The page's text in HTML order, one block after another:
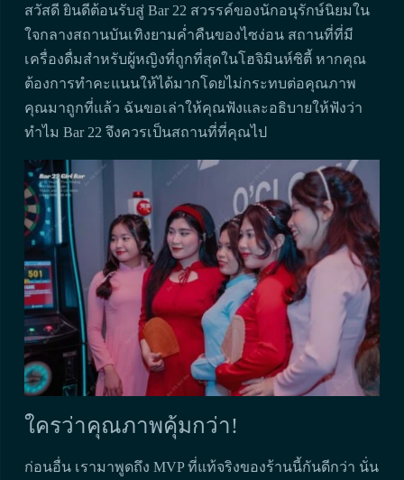
สวัสดี ยินดีต้อนรับสู่ Bar 22 สวรรค์ของนักอนุรักษ์นิยมใน
ใจกลางสถานบันเทิงยามค่ำคืนของไซง่อน สถานที่ที่มี
เครื่องดื่มสำหรับผู้หญิงที่ถูกที่สุดในโฮจิมินห์ซิตี้ หากคุณ
ต้องการทำคะแนนให้ได้มากโดยไม่กระทบต่อคุณภาพ
คุณมาถูกที่แล้ว ฉันขอเล่าให้คุณฟังและอธิบายให้ฟังว่า
ทำไม Bar 22 จึงควรเป็นสถานที่ที่คุณไป
ใครว่าคุณภาพคุ้มกว่า!
ก่อนอื่น เรามาพูดถึง MVP ที่แท้จริงของร้านนี้กันดีกว่า นั่น